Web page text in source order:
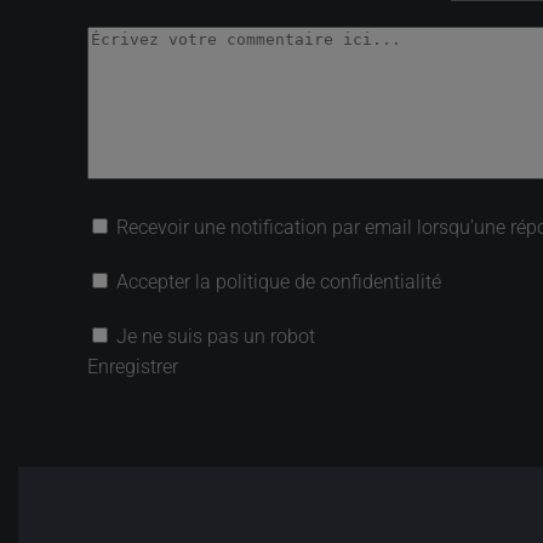
Recevoir une notification par email lorsqu’une
Accepter la politique de confidentialité
Je ne suis pas un robot
Enregistrer